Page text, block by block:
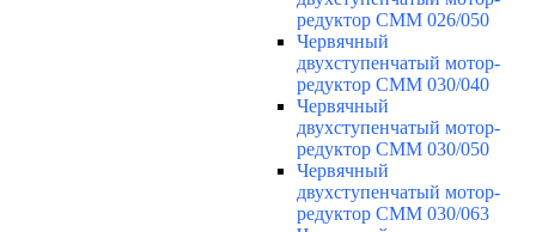
редуктор CMM 026/050
Червячный
двухступенчатый мотор-
редуктор CMM 030/040
Червячный
двухступенчатый мотор-
редуктор CMM 030/050
Червячный
двухступенчатый мотор-
редуктор CMM 030/063